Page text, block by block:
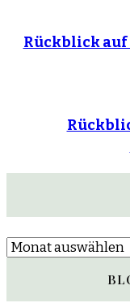
Rückblick
Archiv